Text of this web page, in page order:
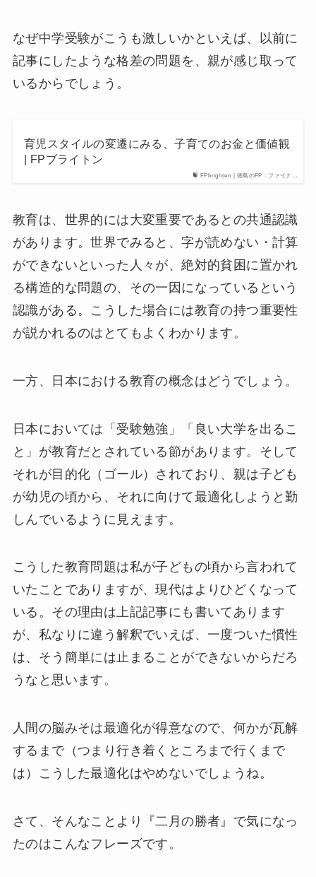
なぜ中学受験がこうも激しいかといえば、以前に
記事にしたような格差の問題を、親が感じ取って
いるからでしょう。
FPbrighten | 徳島のFP：ファイナ…
育児スタイルの変遷にみる、子育てのお金と価値観
| FPブライトン
教育は、世界的には大変重要であるとの共通認識
があります。世界でみると、字が読めない・計算
ができないといった人々が、絶対的貧困に置かれ
る構造的な問題の、その一因になっているという
認識がある。こうした場合には教育の持つ重要性
が説かれるのはとてもよくわかります。
一方、日本における教育の概念はどうでしょう。
日本においては「受験勉強」「良い大学を出るこ
と」が教育だとされている節があります。そして
それが目的化（ゴール）されており、親は子ども
が幼児の頃から、それに向けて最適化しようと勤
しんでいるように見えます。
こうした教育問題は私が子どもの頃から言われて
いたことでありますが、現代はよりひどくなって
いる。その理由は上記記事にも書いてあります
が、私なりに違う解釈でいえば、一度ついた慣性
は、そう簡単には止まることができないからだろ
うなと思います。
人間の脳みそは最適化が得意なので、何かが瓦解
するまで（つまり行き着くところまで行くまで
は）こうした最適化はやめないでしょうね。
さて、そんなことより『二月の勝者』で気になっ
たのはこんなフレーズです。